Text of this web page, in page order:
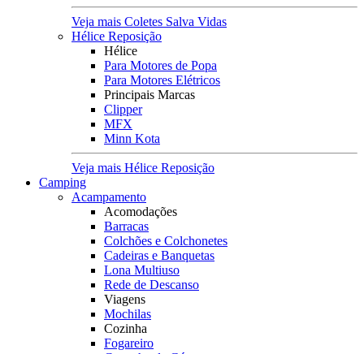
Veja mais Coletes Salva Vidas
Hélice Reposição
Hélice
Para Motores de Popa
Para Motores Elétricos
Principais Marcas
Clipper
MFX
Minn Kota
Veja mais Hélice Reposição
Camping
Acampamento
Acomodações
Barracas
Colchões e Colchonetes
Cadeiras e Banquetas
Lona Multiuso
Rede de Descanso
Viagens
Mochilas
Cozinha
Fogareiro